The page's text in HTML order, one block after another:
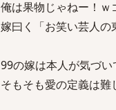
俺は果物じゃねー！ｗ
嫁曰く「お笑い芸人
99の嫁は本人が気づい
そもそも愛の定義は